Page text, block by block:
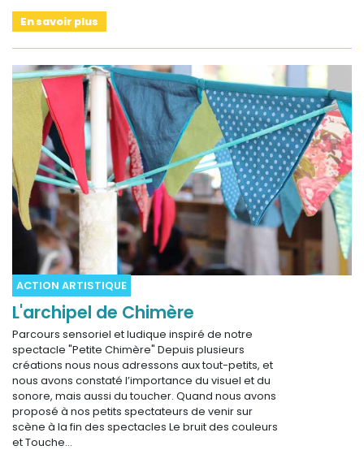
En savoir plus
ACTION ARTISTIQUE
L'archipel de Chimère
Parcours sensoriel et ludique inspiré de notre
spectacle "Petite Chimère" Depuis plusieurs
créations nous nous adressons aux tout-petits, et
nous avons constaté l’importance du visuel et du
sonore, mais aussi du toucher. Quand nous avons
proposé à nos petits spectateurs de venir sur
scène à la fin des spectacles Le bruit des couleurs
et Touche…